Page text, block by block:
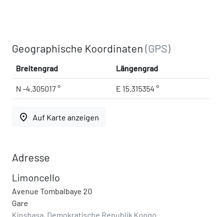
Geographische Koordinaten(GPS)
Breitengrad Längengrad
N -4.305017 ° E 15.315354 °
place Auf Karte anzeigen
Adresse
Limoncello
Avenue Tombalbaye 20
Gare
Kinshasa, Demokratische Republik Kongo